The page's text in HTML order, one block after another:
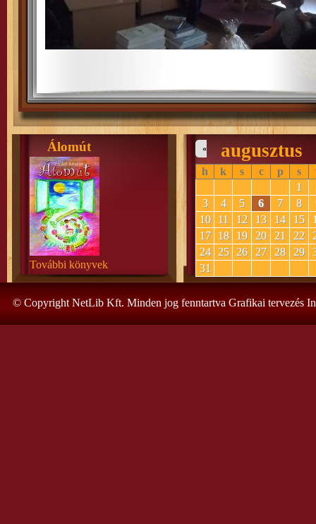
Álomút
További könyvek
augusztus
«
h k s c p s
1
3
4 5 6 7 8
10
11 12 13 14 15
17
18 19 20 21 22
24
25 26 27 28 29
31
© Copyright NetLib Kft. Minden jog fenntartva Grafikai tervezés